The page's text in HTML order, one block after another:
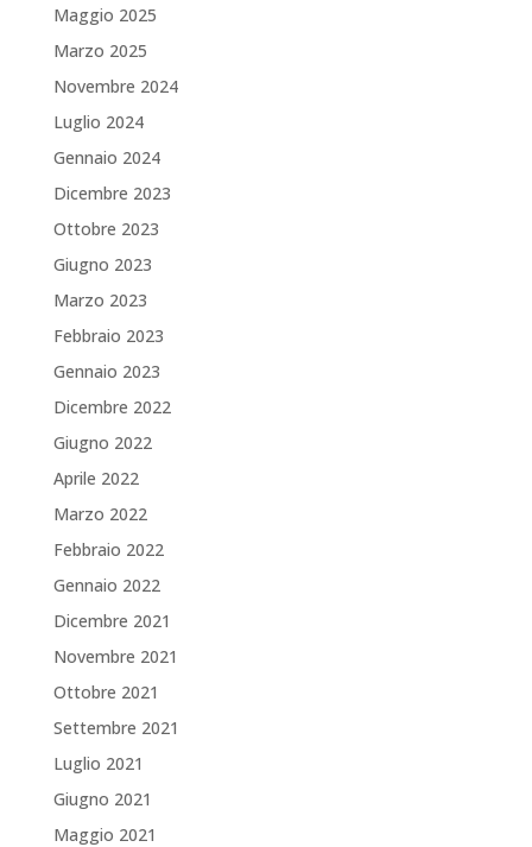
Maggio 2025
Marzo 2025
Novembre 2024
Luglio 2024
Gennaio 2024
Dicembre 2023
Ottobre 2023
Giugno 2023
Marzo 2023
Febbraio 2023
Gennaio 2023
Dicembre 2022
Giugno 2022
Aprile 2022
Marzo 2022
Febbraio 2022
Gennaio 2022
Dicembre 2021
Novembre 2021
Ottobre 2021
Settembre 2021
Luglio 2021
Giugno 2021
Maggio 2021